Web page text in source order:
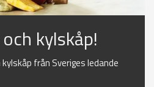
kylskåp!
från Sveriges ledande